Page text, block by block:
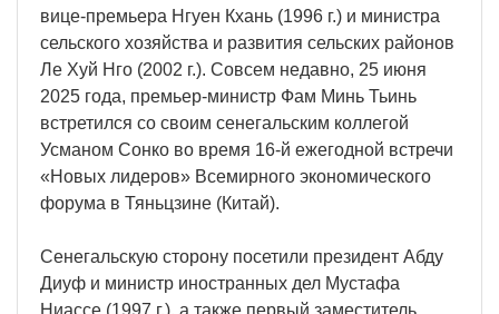
вице-премьера Нгуен Кхань (1996 г.) и министра
сельского хозяйства и развития сельских районов
Ле Хуй Нго (2002 г.). Совсем недавно, 25 июня
2025 года, премьер-министр Фам Минь Тьинь
встретился со своим сенегальским коллегой
Усманом Сонко во время 16-й ежегодной встречи
«Новых лидеров» Всемирного экономического
форума в Тяньцзине (Китай).
Сенегальскую сторону посетили президент Абду
Диуф и министр иностранных дел Мустафа
Ниассе (1997 г.), а также первый заместитель